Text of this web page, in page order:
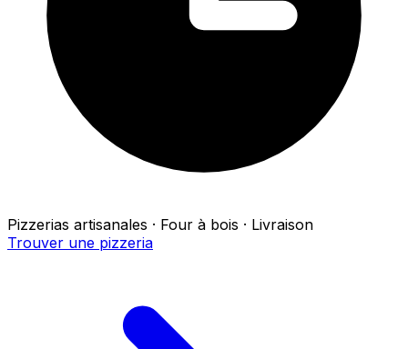
Pizzerias artisanales · Four à bois · Livraison
Trouver une pizzeria